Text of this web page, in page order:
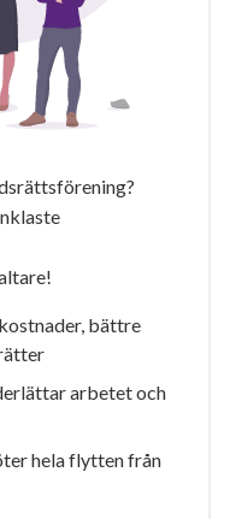
bättre
arbetet och
hela flytten från